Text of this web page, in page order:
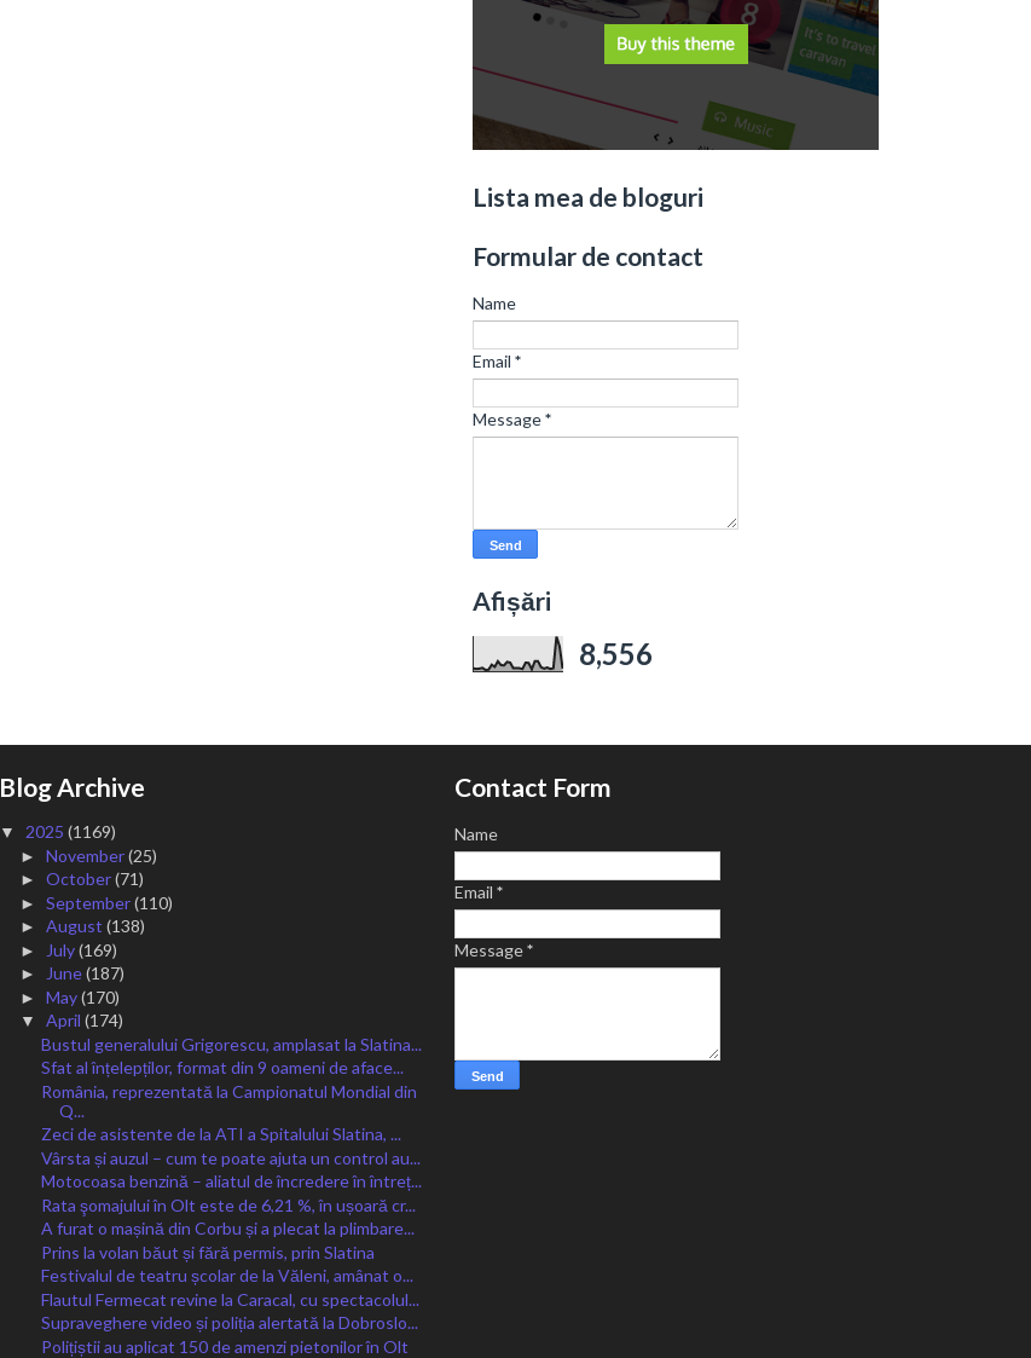
Lista mea de bloguri
Formular de contact
Name
Email *
Message*
Afișări
8,556
Blog Archive
▼ 2025 (1169)
► November(25)
► October(71)
► September(110)
► August (138)
► July(169)
► June(187)
► May(170)
▼ April (174)
Bustul generalului Grigorescu, amplasat la Slatina...
Sfat al înțelepților, format din 9 oameni de aface...
România, reprezentată la Campionatul Mondial din
Q...
Zeci de asistente de la ATI a Spitalului Slatina, ...
Vârsta și auzul – cum te poate ajuta un control au...
Motocoasa benzină – aliatul de încredere în întreț...
Rata şomajului în Olt este de 6,21 %, în ușoară cr...
A furat o mașină din Corbu și a plecat la plimbare...
Prins la volan băut și fără permis, prin Slatina
Festivalul de teatru școlar de la Văleni, amânat o...
Flautul Fermecat revine la Caracal, cu spectacolul...
Supraveghere video și poliția alertată la Dobroslo...
Polițiștii au aplicat 150 de amenzi pietonilor în Olt
Contact Form
Name
Email*
Message*